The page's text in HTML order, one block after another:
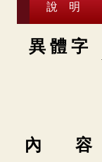
說 明
異 體 字
內 容